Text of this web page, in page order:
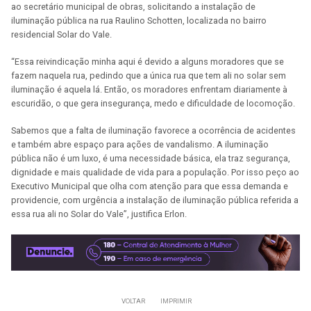
ao secretário municipal de obras, solicitando a instalação de
iluminação pública na rua Raulino Schotten, localizada no bairro
residencial Solar do Vale.
“Essa reivindicação minha aqui é devido a alguns moradores que se
fazem naquela rua, pedindo que a única rua que tem ali no solar sem
iluminação é aquela lá. Então, os moradores enfrentam diariamente à
escuridão, o que gera insegurança, medo e dificuldade de locomoção.
Sabemos que a falta de iluminação favorece a ocorrência de acidentes
e também abre espaço para ações de vandalismo. A iluminação
pública não é um luxo, é uma necessidade básica, ela traz segurança,
dignidade e mais qualidade de vida para a população. Por isso peço ao
Executivo Municipal que olha com atenção para que essa demanda e
providencie, com urgência a instalação de iluminação pública referida a
essa rua ali no Solar do Vale”, justifica Erlon.
VOLTAR IMPRIMIR